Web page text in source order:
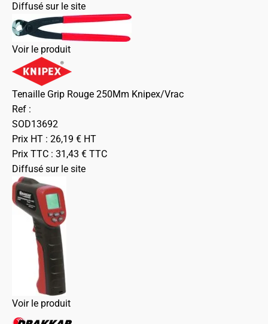
Diffusé sur le site
Voir le produit
Tenaille Grip Rouge 250Mm Knipex/Vrac
Ref :
SOD13692
Prix HT : 26,19 € HT
Prix TTC : 31,43 € TTC
Diffusé sur le site
Voir le produit